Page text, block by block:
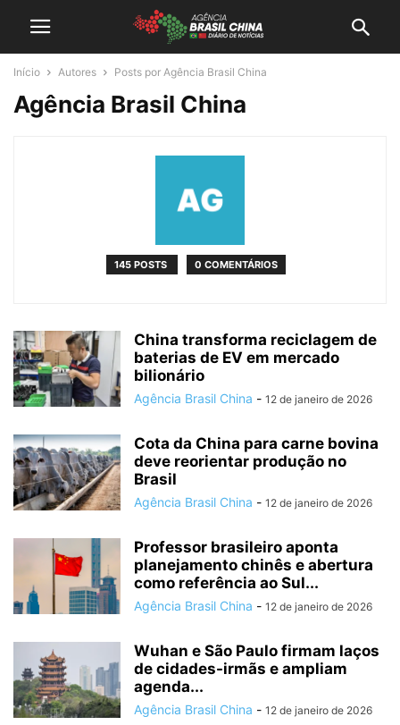
Início Autores Posts por Agência Brasil China
Agência Brasil China
145 POSTS 0 COMENTÁRIOS
China transforma reciclagem de
baterias de EV em mercado
bilionário
Agência Brasil China - 12 de janeiro de 2026
Cota da China para carne bovina
deve reorientar produção no
Brasil
Agência Brasil China - 12 de janeiro de 2026
Professor brasileiro aponta
planejamento chinês e abertura
como referência ao Sul...
Agência Brasil China - 12 de janeiro de 2026
Wuhan e São Paulo firmam laços
de cidades-irmãs e ampliam
agenda...
Agência Brasil China - 12 de janeiro de 2026